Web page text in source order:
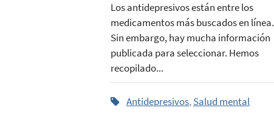
Los antidepresivos están entre los
medicamentos más buscados en línea.
Sin embargo, hay mucha información
publicada para seleccionar. Hemos
recopilado...
Antidepresivos,Salud mental